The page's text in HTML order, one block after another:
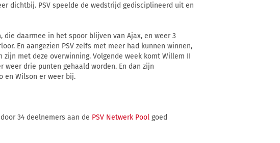
dichtbij. PSV speelde de wedstrijd gedisciplineerd uit en
die daarmee in het spoor blijven van Ajax, en weer 3
En aangezien PSV zelfs met meer had kunnen winnen,
zijn met deze overwinning. Volgende week komt Willem II
weer drie punten gehaald worden. En dan zijn
en Wilson er weer bij.
34 deelnemers aan de PSV Netwerk Pool goed